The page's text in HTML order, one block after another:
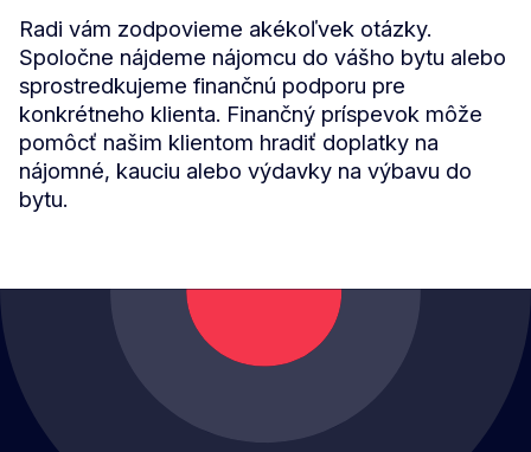
Radi vám zodpovieme akékoľvek otázky.
Spoločne nájdeme nájomcu do vášho bytu alebo
sprostredkujeme finančnú podporu pre
konkrétneho klienta. Finančný príspevok môže
pomôcť našim klientom hradiť doplatky na
nájomné, kauciu alebo výdavky na výbavu do
bytu.